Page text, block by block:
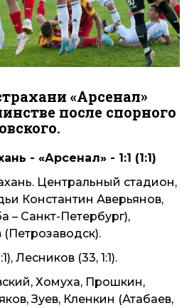
«Арсенал»
после спорного
- «Арсенал» - 1:1 (1:1)
Центральный стадион,
Константин Аверьянов,
– Санкт-Петербург),
Лесников (33, 1:1).
Хомуха, Прошкин,
Зуев, Кленкин (Атабаев,